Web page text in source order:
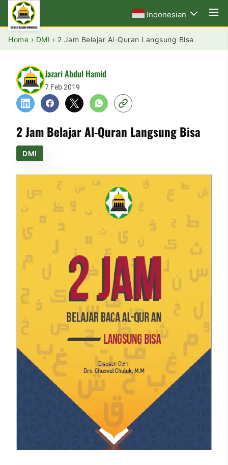
Indonesian
Home › DMI › 2 Jam Belajar Al-Quran Langsung Bisa
Jazari Abdul Hamid
7 Feb 2019
2 Jam Belajar Al-Quran Langsung Bisa
DMI